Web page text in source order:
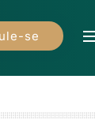
se